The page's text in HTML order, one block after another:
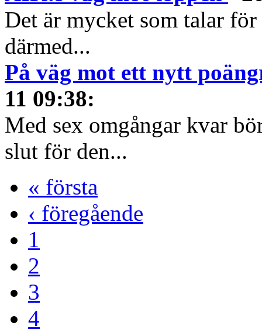
Det är mycket som talar
därmed...
På väg mot ett nytt
11 09:38:
Med sex omgångar kvar
slut för den...
« första
‹ föregående
1
2
3
4